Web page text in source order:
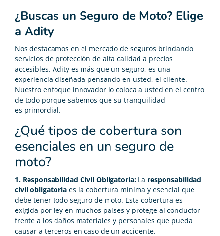
¿Buscas un Seguro de Moto? Elige
a Adity
Nos destacamos en el mercado de seguros brindando
servicios de protección de alta calidad a precios
accesibles. Adity es más que un seguro, es una
experiencia diseñada pensando en usted, el cliente.
Nuestro enfoque innovador lo coloca a usted en el centro
de todo porque sabemos que su tranquilidad
es primordial.
¿Qué tipos de cobertura son
esenciales en un seguro de
moto?
1. Responsabilidad Civil Obligatoria: La responsabilidad
civil obligatoria es la cobertura mínima y esencial que
debe tener todo seguro de moto. Esta cobertura es
exigida por ley en muchos países y protege al conductor
frente a los daños materiales y personales que pueda
causar a terceros en caso de un accidente.